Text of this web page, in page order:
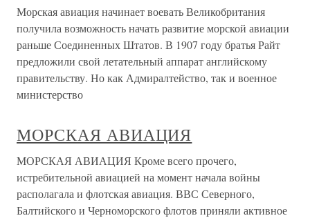
Морская авиация начинает воевать Великобритания
получила возможность начать развитие морской авиации
раньше Соединенных Штатов. В 1907 году братья Райт
предложили свой летательный аппарат английскому
правительству. Но как Адмиралтейство, так и военное
министерство
МОРСКАЯ АВИАЦИЯ
МОРСКАЯ АВИАЦИЯ Кроме всего прочего,
истребительной авиацией на момент начала войны
располагала и флотская авиация. ВВС Северного,
Балтийского и Черноморского флотов приняли активное